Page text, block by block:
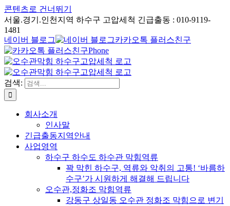
콘텐츠로 건너뛰기
서울.경기.인천지역 하수구 고압세척 긴급출동 : 010-9119-
1481
네이버 블로그
카카오톡 플러스친구
Phone
검색:
회사소개
인사말
긴급출동지역안내
사업영역
하수구 하수도 하수관 막힘역류
꽉 막힌 하수구, 역류와 악취의 고통! ‘바름하
수구’가 시원하게 해결해 드립니다
오수관,정화조 막힘역류
강동구 상일동 오수관 정화조 막힘으로 변기